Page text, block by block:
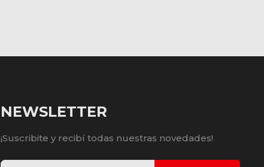
NEWSLETTER
¡Suscribite y recibí todas nuestras novedades!